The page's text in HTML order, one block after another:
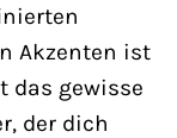
Akzenten ist
das gewisse
der dich